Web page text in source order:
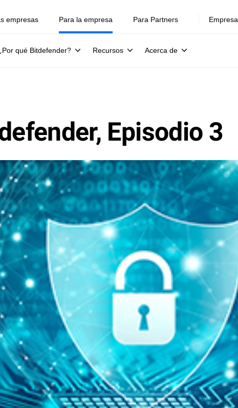
empresas Para la empresa
qué Bitdefender? Recursos Acerca de
Para Partners Empresa
Episodio 3